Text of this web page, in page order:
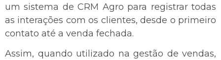
um sistema de CRM Agro para registrar todas
as interações com os clientes, desde o primeiro
contato até a venda fechada.
Assim, quando utilizado na gestão de vendas,